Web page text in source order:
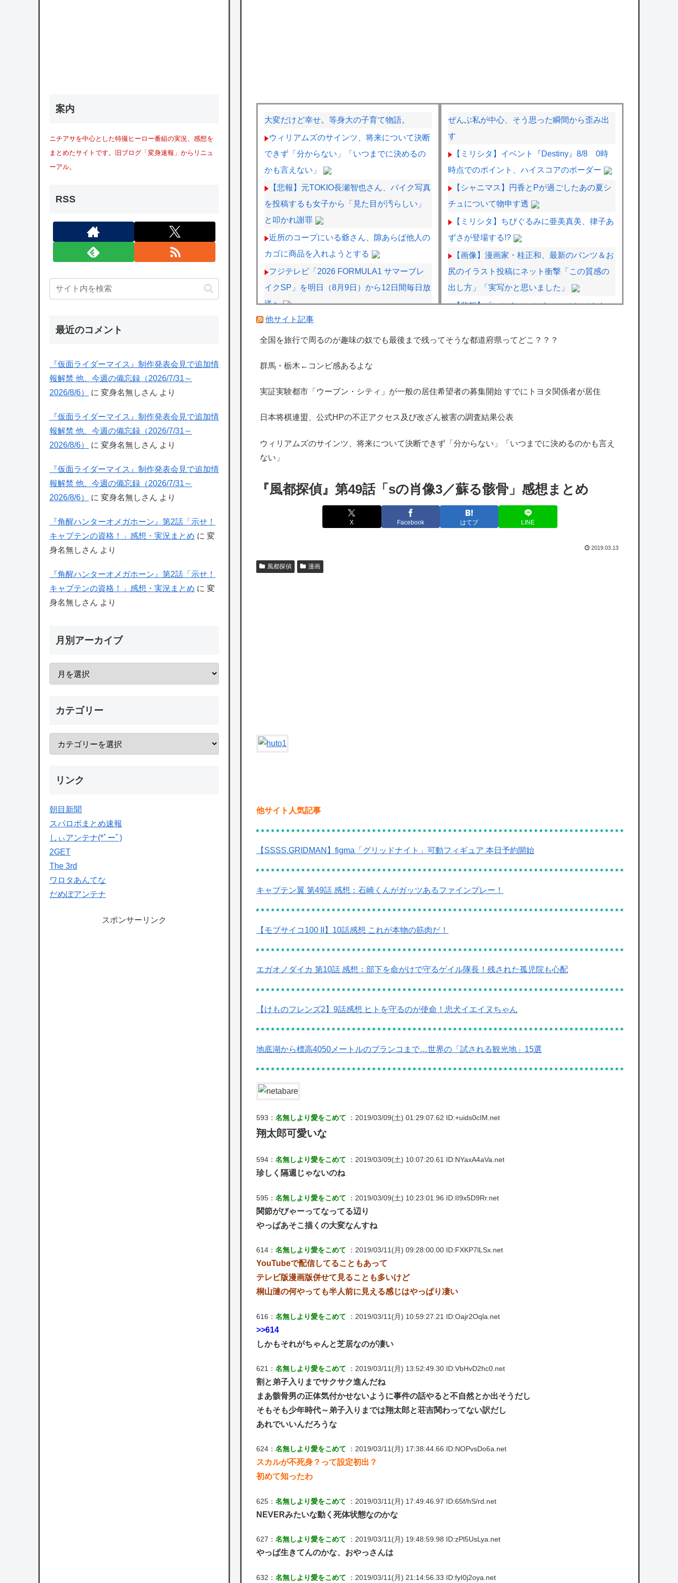
大変だけど幸せ。等身大の子育て物語。
ウィリアムズのサインツ、将来について決断
できず「分からない」「いつまでに決めるの
かも言えない」
【悲報】元TOKIO長瀬智也さん、バイク写真
を投稿するも女子から「見た目が汚らしい」
と叩かれ謝罪
近所のコープにいる爺さん、隙あらば他人の
カゴに商品を入れようとする
フジテレビ「2026 FORMULA1 サマーブレ
イクSP」を明日（8月9日）から12日間毎日放
送へ
【悲報】イオン、大行列ができる…一体何が
起きてるんだ？ｗｗｗｗ
wwww.
【画像】電車の『ドア横キープマン』、炎上
海外「日本は特別！」日本の地震支援を申し
出たあの親日経営者に海外が大騒ぎ
海外「勘弁して！」米国人が最も恐れる日本
韓国人「実は日本経済を支えて生かしている
のは韓国人である理由がこちら…」→「日本
も感謝してるらしい…（ﾌﾞﾙﾌﾞﾙ」＝韓国の反
本地震直後の日本の対応のスピードに世界が
★【ワートリ】2周目も全員でやる隊と分担
ぜんぶ私が中心、そう思った瞬間から歪み出
す
【ミリシタ】イベント『Destiny』8/8 0時
時点でのポイント、ハイスコアのボーダー
【シャニマス】円香とPが過ごしたあの夏シ
チュについて物申す透
【ミリシタ】ちびぐるみに亜美真美、律子あ
ずさが登場する!?
【画像】漫画家・桂正和、最新のパンツ＆お
尻のイラスト投稿にネット衝撃「この質感の
出し方」「実写かと思いました」
【悲報】「ハンターハンター」のヒソカさ
【悲報】ワンピースの「ニカニカの実」を未
でも揺れ…お前ら気付いた？
【艦これ】競泳水着いんのかよ
【悲報】FF14さん、スイッチ2版のロードが
長すぎてまともに遊べない……
【ホロライブ】これはこれでちょっと裏来い
他サイト記事
全国を旅行で周るのが趣味の奴でも最後まで残ってそうな都道府県ってどこ？？？
群馬・栃木←コンビ感あるよな
実証実験都市「ウーブン・シティ」が一般の居住希望者の募集開始 すでにトヨタ関係者が居住
日本将棋連盟、公式HPの不正アクセス及び改ざん被害の調査結果公表
ウィリアムズのサインツ、将来について決断できず「分からない」「いつまでに決めるのかも言え
ない」
『風都探偵』第49話「sの肖像3／蘇る骸骨」感想まとめ
X Facebook はてブ LINE
2019.03.13
風都探偵 漫画
他サイト人気記事
【SSSS.GRIDMAN】figma「グリッドナイト」可動フィギュア 本日予約開始
キャプテン翼 第49話 感想：石崎くんがガッツあるファインプレー！
【モブサイコ100 II】10話感想 これが本物の筋肉だ！
エガオノダイカ 第10話 感想：部下を命がけで守るゲイル隊長！残された孤児院も心配
【けものフレンズ2】9話感想 ヒトを守るのが使命！忠犬イエイヌちゃん
地底湖から標高4050メートルのブランコまで…世界の「試される観光地」15選
593： 名無しより愛をこめて ：2019/03/09(土) 01:29:07.62 ID:+uids0cIM.net
翔太郎可愛いな
594： 名無しより愛をこめて ：2019/03/09(土) 10:07:20.61 ID:NYaxA4aVa.net
珍しく隔週じゃないのね
595： 名無しより愛をこめて ：2019/03/09(土) 10:23:01.96 ID:II9x5D9Rr.net
関節がびゃーってなってる辺り
やっぱあそこ描くの大変なんすね
614： 名無しより愛をこめて ：2019/03/11(月) 09:28:00.00 ID:FXKP7lLSx.net
YouTubeで配信してることもあって
テレビ版漫画版併せて見ることも多いけど
桐山漣の何やっても半人前に見える感じはやっぱり凄い
616： 名無しより愛をこめて ：2019/03/11(月) 10:59:27.21 ID:Oajr2Oqla.net
>>614
しかもそれがちゃんと芝居なのが凄い
621： 名無しより愛をこめて ：2019/03/11(月) 13:52:49.30 ID:VbHvD2hc0.net
割と弟子入りまでサクサク進んだね
まあ骸骨男の正体気付かせないように事件の話やると不自然とか出そうだし
そもそも少年時代～弟子入りまでは翔太郎と荘吉関わってない訳だし
あれでいいんだろうな
624： 名無しより愛をこめて ：2019/03/11(月) 17:38:44.66 ID:NOPvsDo6a.net
スカルが不死身？って設定初出？
初めて知ったわ
625： 名無しより愛をこめて ：2019/03/11(月) 17:49:46.97 ID:65f/hS/rd.net
NEVERみたいな動く死体状態なのかな
627： 名無しより愛をこめて ：2019/03/11(月) 19:48:59.98 ID:zPl5UsLya.net
やっぱ生きてんのかな、おやっさんは
632： 名無しより愛をこめて ：2019/03/11(月) 21:14:56.33 ID:fyI0j2oya.net
案内
ニチアサを中心とした特撮ヒーロー番組の実況、感想を
まとめたサイトです。旧ブログ「変身速報」からリニュ
ーアル。
RSS
最近のコメント
『仮面ライダーマイス』制作発表会見で追加情
報解禁 他、今週の備忘録（2026/7/31～
2026/8/6）
に 変身名無しさん より
『仮面ライダーマイス』制作発表会見で追加情
報解禁 他、今週の備忘録（2026/7/31～
2026/8/6）
に 変身名無しさん より
『仮面ライダーマイス』制作発表会見で追加情
報解禁 他、今週の備忘録（2026/7/31～
2026/8/6）
に 変身名無しさん より
『角醒ハンターオメガホーン』第2話「示せ！
キャプテンの資格！」感想・実況まとめ に 変
身名無しさん より
『角醒ハンターオメガホーン』第2話「示せ！
キャプテンの資格！」感想・実況まとめ に 変
身名無しさん より
月別アーカイブ
カテゴリー
リンク
朝目新聞
スパロボまとめ速報
しぃアンテナ(*ﾟーﾟ)
2GET
The 3rd
ワロタあんてな
だめぽアンテナ
スポンサーリンク